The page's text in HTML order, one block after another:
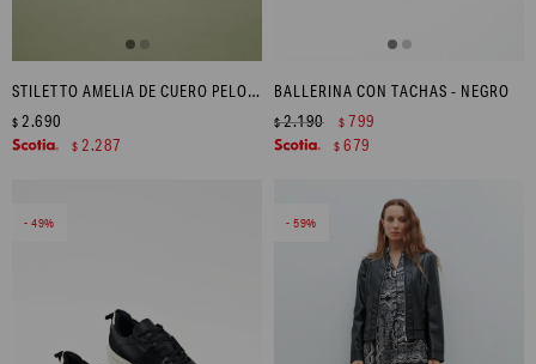
STILETTO AMELIA DE CUERO PELO - NEGRO
$ 2.690
$ 2.287
BALLERINA CON TACHAS - NEGRO
$2.190 $ 799
$ 679
49 59